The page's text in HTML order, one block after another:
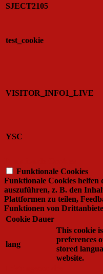
SJECT2105
test_cookie
VISITOR_INFO1_LIVE
YSC
Funktionale Cookies
Funktionale Cookies helfen
auszuführen, z. B. den
Plattformen zu teilen,
Funktionen von
Cookie Dauer
lang
This cookie
preferences
stored
website.